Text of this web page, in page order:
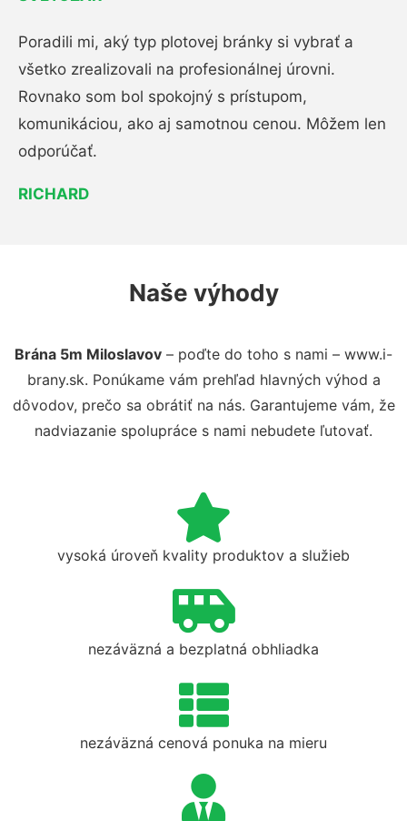
Poradili mi, aký typ plotovej bránky si vybrať a
všetko zrealizovali na profesionálnej úrovni.
Rovnako som bol spokojný s prístupom,
komunikáciou, ako aj samotnou cenou. Môžem len
odporúčať.
RICHARD
Naše výhody
Brána 5m Miloslavov – poďte do toho s nami – www.i-
brany.sk. Ponúkame vám prehľad hlavných výhod a
dôvodov, prečo sa obrátiť na nás. Garantujeme vám, že
nadviazanie spolupráce s nami nebudete ľutovať.
vysoká úroveň kvality produktov a služieb
nezáväzná a bezplatná obhliadka
nezáväzná cenová ponuka na mieru